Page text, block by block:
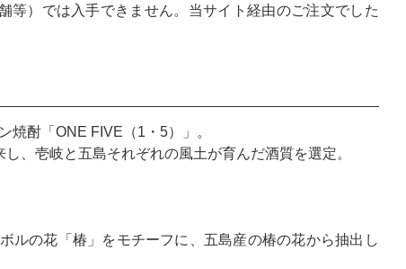
）では入手できません。当サイト経由のご注文でした
焼酎「ONE FIVE（1・5）」。
、壱岐と五島それぞれの風土が育んだ酒質を選定。
ルの花「椿」をモチーフに、五島産の椿の花から抽出し